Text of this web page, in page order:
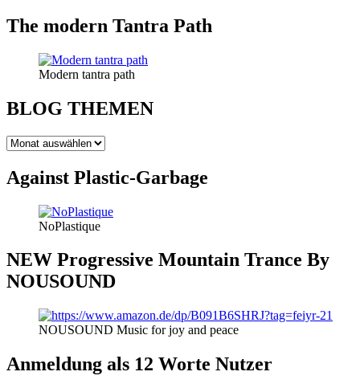
The modern Tantra Path
Modern tantra path
BLOG THEMEN
BLOG
Against Plastic-Garbage
NoPlastique
NEW Progressive Mountain Trance By
NOUSOUND
NOUSOUND Music for joy and peace
Anmeldung als 12 Worte Nutzer